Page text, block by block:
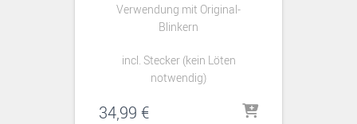
Verwendung mit Original-
Blinkern
incl. Stecker (kein Löten
notwendig)
34,99 €